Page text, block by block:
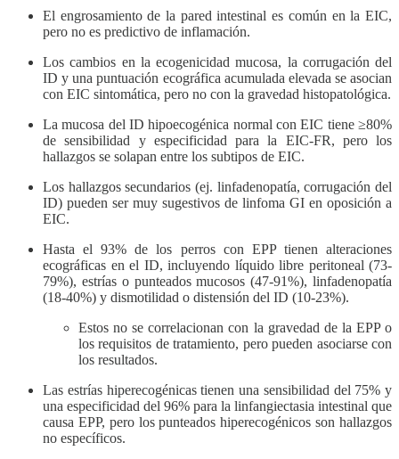
El engrosamiento de la pared intestinal es común en la EIC,
pero no es predictivo de inflamación.
Los cambios en la ecogenicidad mucosa, la corrugación del
ID y una puntuación ecográfica acumulada elevada se asocian
con EIC sintomática, pero no con la gravedad histopatológica.
La mucosa del ID hipoecogénica normal con EIC tiene ≥80%
de sensibilidad y especificidad para la EIC-FR, pero los
hallazgos se solapan entre los subtipos de EIC.
Los hallazgos secundarios (ej. linfadenopatía, corrugación del
ID) pueden ser muy sugestivos de linfoma GI en oposición a
EIC.
Hasta el 93% de los perros con EPP tienen alteraciones
ecográficas en el ID, incluyendo líquido libre peritoneal (73-
79%), estrías o punteados mucosos (47-91%), linfadenopatía
(18-40%) y dismotilidad o distensión del ID (10-23%).
Estos no se correlacionan con la gravedad de la EPP o
los requisitos de tratamiento, pero pueden asociarse con
los resultados.
Las estrías hiperecogénicas tienen una sensibilidad del 75% y
una especificidad del 96% para la linfangiectasia intestinal que
causa EPP, pero los punteados hiperecogénicos son hallazgos
no específicos.